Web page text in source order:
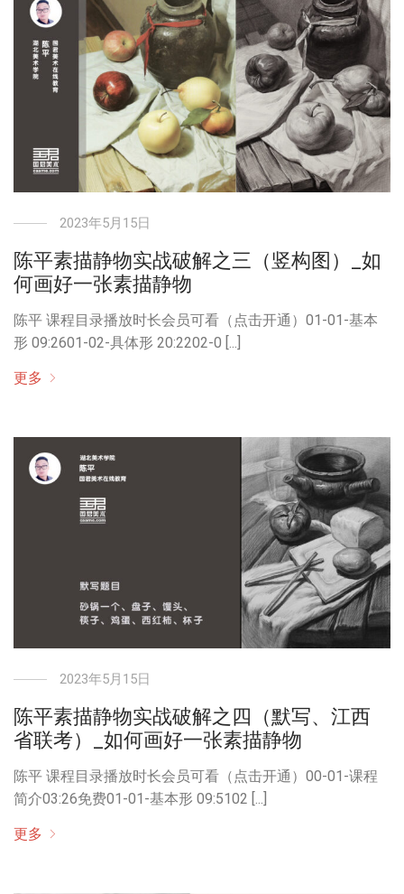
2023年5月15日
陈平素描静物实战破解之三（竖构图）_如
何画好一张素描静物
陈平 课程目录播放时长会员可看（点击开通）01-01-基本
形 09:2601-02-具体形 20:2202-0 [...]
更多
2023年5月15日
陈平素描静物实战破解之四（默写、江西
省联考）_如何画好一张素描静物
陈平 课程目录播放时长会员可看（点击开通）00-01-课程
简介03:26免费01-01-基本形 09:5102 [...]
更多